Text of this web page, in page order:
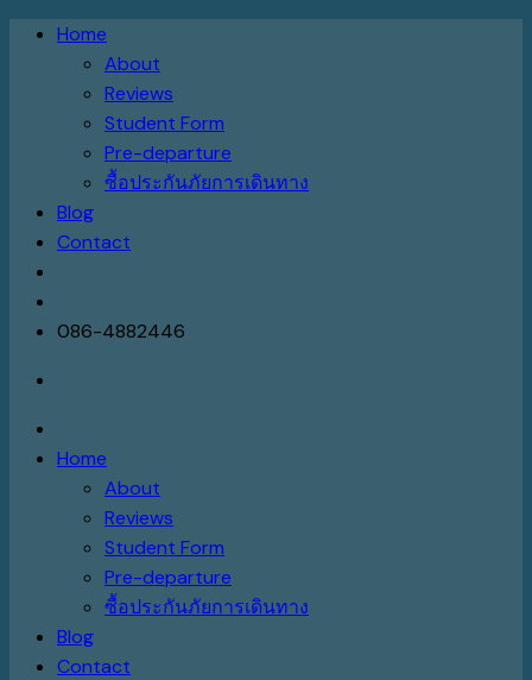
Skip Home
About
Reviews
Student Form
Pre-departure
ซื้อประกันภัยการเดินทาง
Blog
Contact
086-4882446
Home
About
Reviews
Student Form
Pre-departure
ซื้อประกันภัยการเดินทาง
Blog
Contact